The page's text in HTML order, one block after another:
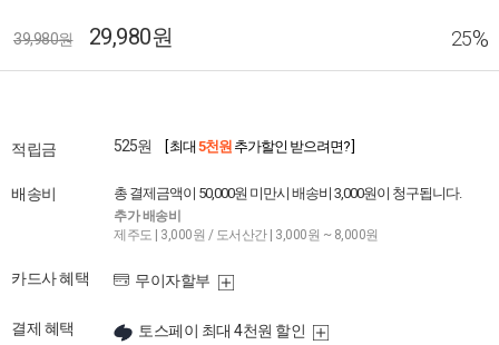
39,980원 29,980원 25%
적립금 525원 [ 최대 5천원 추가할인 받으려면? ]
배송비 총 결제금액이 50,000원 미만시 배송비 3,000원이 청구됩니다.
추가 배송비
제주도 | 3,000원 / 도서산간 | 3,000원 ~ 8,000원
카드사 혜택 무이자할부
결제 혜택 토스페이 최대 4천원 할인